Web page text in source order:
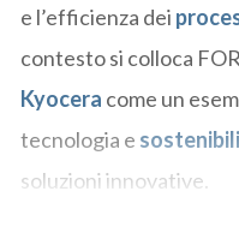
e l’efficienza dei
contesto si colloca
Kyocera come un
tecnologia e
soluzioni innovative.